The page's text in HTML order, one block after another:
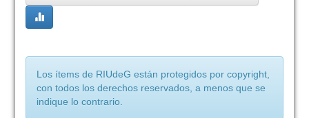
Los ítems de RIUdeG están protegidos por copyright,
con todos los derechos reservados, a menos que se
indique lo contrario.